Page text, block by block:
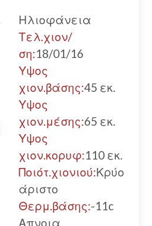
Ηλιοφάνεια
Τελ.χιον/
ση:18/01/16
Υψος
χιον.βάσης:45 εκ.
Υψος
χιον.μέσης:65 εκ.
Υψος
χιον.κορυφ:110 εκ.
Ποιότ.χιονιού:Κρύο
άριστο
Θερμ.βάσης:-11c
Απνοια